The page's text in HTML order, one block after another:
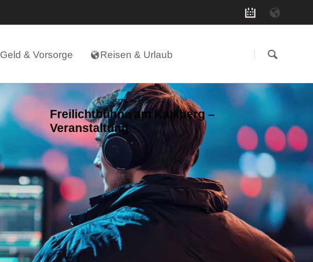
Geld & Vorsorge Reisen & Urlaub
Freilichtbühne am Kalkberg –
Veranstaltung